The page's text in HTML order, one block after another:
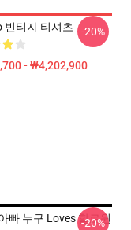
빈티지 티셔츠
- ₩4,202,900
-20%
빠 누구 Loves 할로윈
-20%